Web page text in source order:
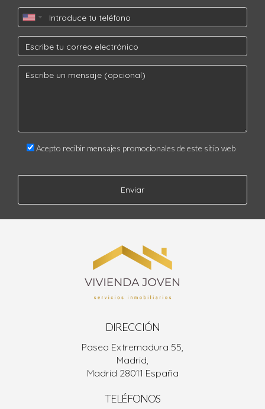
¿Qué beneficios personales se pueden obtener al
vivir en una casa de campo cercana a la ciudad?
Vivir en una casa de campo cerca de la ciudad permite
disfrutar de la tranquilidad del campo mientras se tiene fácil
Acepto recibir mensajes promocionales de este sitio web
Enviar
DIRECCIÓN
Paseo Extremadura 55,
Madrid,
Madrid 28011 España
TELÉFONOS